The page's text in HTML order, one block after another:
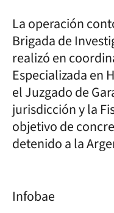
La operación
Brigada de
realizó en
Especializada en
el Juzgado de
jurisdicción y la
objetivo de
detenido a la
Infobae